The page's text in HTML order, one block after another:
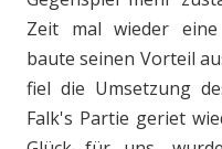
Zeit mal wieder
baute seinen Vorteil
fiel die Umsetzung
Falk's Partie geriet